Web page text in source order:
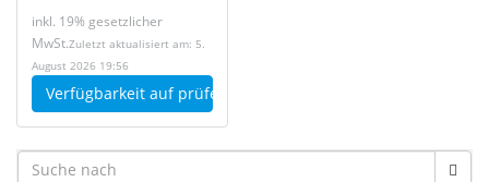
inkl. 19% gesetzlicher
MwSt.Zuletzt aktualisiert am: 5.
August 2026 19:56
Verfügbarkeit auf prüfen